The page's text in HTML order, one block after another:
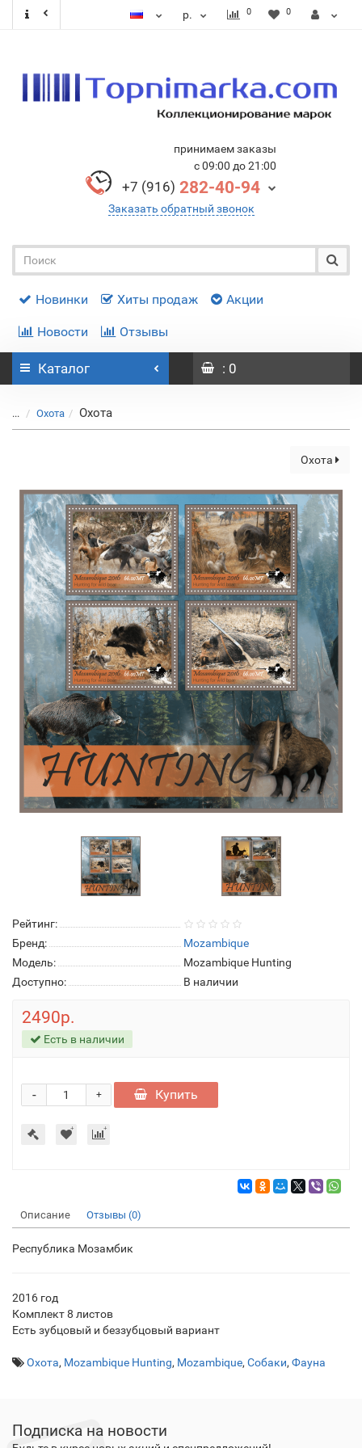
р. 0 0
принимаем заказы
с 09:00 до 21:00
+7 (916) 282-40-94
Заказать обратный звонок
Новинки Хиты продаж Акции
Новости Отзывы
Каталог : 0
... Охота Охота
Охота
Рейтинг:
Бренд:
Mozambique
Модель:
Mozambique Hunting
Доступно:
В наличии
2490р.
Есть в наличии
+
- Купить
Описание Отзывы (0)
Республика Мозамбик
2016 год
Комплект 8 листов
Есть зубцовый и беззубцовый вариант
Охота, Mozambique Hunting, Mozambique, Собаки, Фауна
Подписка на новости